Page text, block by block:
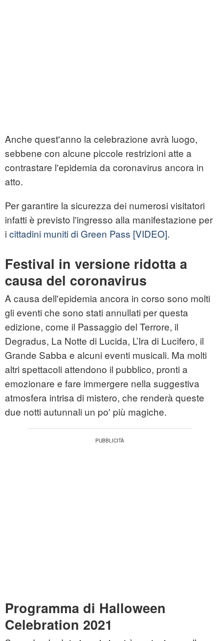
Anche quest'anno la celebrazione avrà luogo,
sebbene con alcune piccole restrizioni atte a
contrastare l'epidemia da coronavirus ancora in
atto.
Per garantire la sicurezza dei numerosi visitatori
infatti è previsto l'ingresso alla manifestazione per
i cittadini muniti di Green Pass [VIDEO].
Festival in versione ridotta a
causa del coronavirus
A causa dell'epidemia ancora in corso sono molti
gli eventi che sono stati annullati per questa
edizione, come il Passaggio del Terrore, il
Degradus, La Notte di Lucida, L’Ira di Lucifero, il
Grande Sabba e alcuni eventi musicali. Ma molti
altri spettacoli attendono il pubblico, pronti a
emozionare e fare immergere nella suggestiva
atmosfera intrisa di mistero, che renderà queste
due notti autunnali un po' più magiche.
Programma di Halloween
Celebration 2021